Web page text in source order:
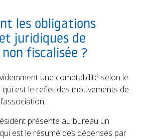
les obligations
juridiques de
non fiscalisée ?
une comptabilité selon le
est le reflet des mouvements de
présente au bureau un
est le résumé des dépenses par